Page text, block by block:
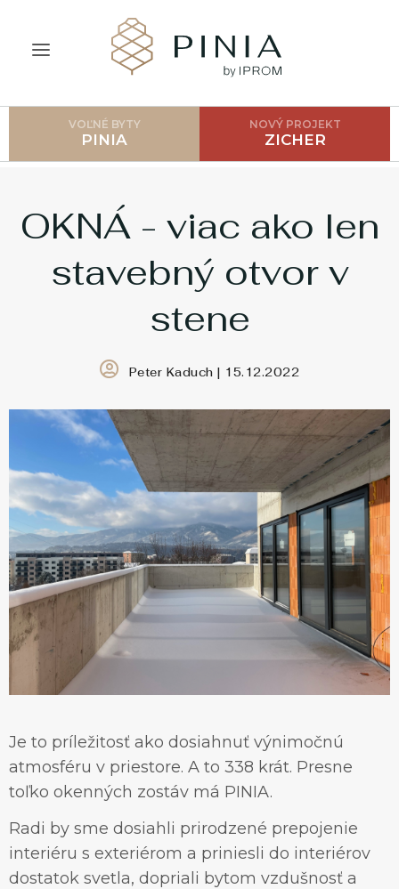
O PROJEKTE
LOKALITA
GALÉRIA
AKO POSTUPOVAŤ?
KONTAKT
360° VIRTUÁLNE PREHLIADKY
Zavolajte nám
0911 719 199
VOĽNÉ BYTY
PINIA
NOVÝ PROJEKT
ZICHER
OKNÁ - viac ako len
stavebný otvor v
stene
Peter Kaduch | 15.12.2022
Je to príležitosť ako dosiahnuť výnimočnú
atmosféru v priestore. A to 338 krát. Presne
toľko okenných zostáv má PINIA.
Radi by sme dosiahli prirodzené prepojenie
interiéru s exteriérom a priniesli do interiérov
dostatok svetla, dopriali bytom vzdušnosť a